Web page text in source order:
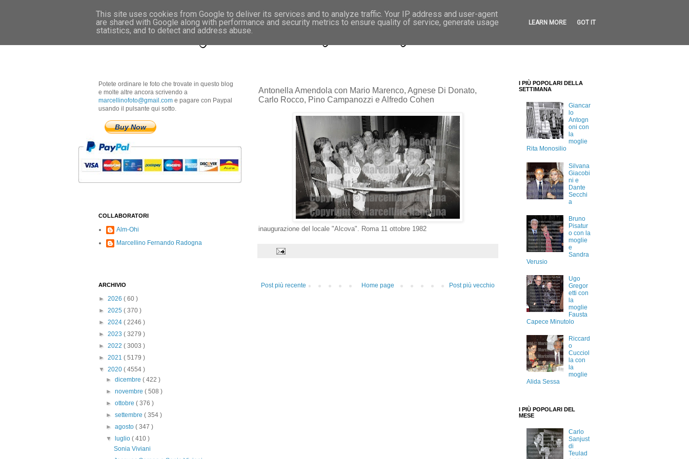
Marcellino Radogna - Fotonotizie per la stampa
Antonella Amendola con Mario Marenco, Agnese Di Donato,
Carlo Rocco, Pino Campanozzi e Alfredo Cohen
inaugurazione del locale "Alcova". Roma 11 ottobre 1982
Post più recente Post più vecchio
Home page
Potete ordinare le foto che trovate in questo blog
e molte altre ancora scrivendo a
marcellinofoto@gmail.com e pagare con Paypal
usando il pulsante qui sotto.
Buy Now
COLLABORATORI
Alm-Ohi
Marcellino Fernando Radogna
ARCHIVIO
► 2026 ( 60 )
► 2025 ( 370 )
► 2024 ( 2246 )
► 2023 ( 3279 )
► 2022 ( 3003 )
► 2021 ( 5179 )
▼ 2020 ( 4554 )
►dicembre( 422 )
►novembre( 508 )
►ottobre( 376 )
►settembre( 354 )
►agosto( 347 )
▼
luglio( 410 )
Sonia Viviani
I PIÙ POPOLARI DELLA
SETTIMANA
Giancar
lo
Antogn
oni con
la
moglie
Rita Monosilio
Silvana
Giacobi
ni e
Dante
Secchi
a
Bruno
Pisatur
o con la
moglie
e
Sandra
Verusio
Ugo
Gregor
etti con
la
moglie
Fausta
Capece Minutolo
Riccard
o
Cucciol
la con
la
moglie
Alida Sessa
I PIÙ POPOLARI DEL
MESE
Carlo
Sanjust
di
Teulad
This site uses cookies from Google to deliver its services and to analyze traffic. Your IP address and user-agent
are shared with Google along with performance and security metrics to ensure quality of service, generate usage
statistics, and to detect and address abuse.
LEARN MORE GOT IT